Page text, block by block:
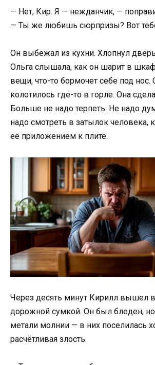
— Нет, Кир. Я — нежданчик, —
— Ты же любишь сюрпризы? Вот
Он выбежал из кухни. Хлопнул
Ольга слышала, как он шарит в
вещи, что-то бормочет себе под нос.
колотилось где-то в горле. Она
Больше не надо терпеть. Не надо
надо смотреть в затылок человека,
её приложением к плите.
Через десять минут Кирилл вышел
дорожной сумкой. Он был бледен,
метали молнии — в них поселилась
расчётливая злость.